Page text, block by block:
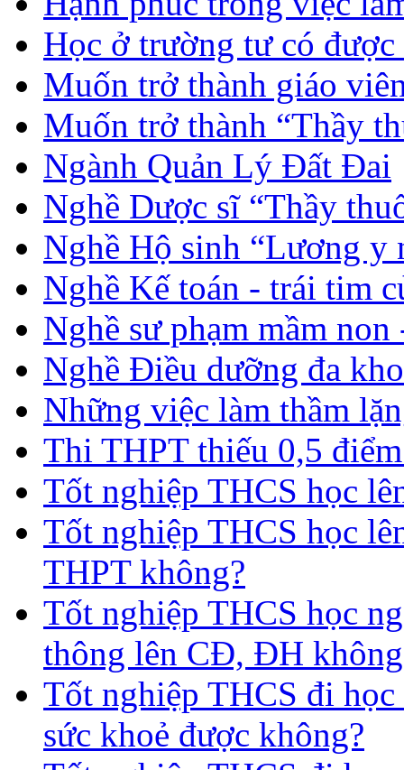
Học ở trường tư có
Muốn trở thành giáo
Muốn trở thành “Thầy
Ngành Quản Lý Đất Đai
Nghề Dược sĩ “Thầy
Nghề Hộ sinh “Lương y
Nghề Kế toán - trái tim
Nghề sư phạm mầm
Nghề Điều dưỡng đa
Những việc làm thầm
Thi THPT thiếu 0,5
Tốt nghiệp THCS học
Tốt nghiệp THCS học
THPT không?
Tốt nghiệp THCS học
thông lên CĐ, ĐH
Tốt nghiệp THCS đi học
sức khoẻ được không?